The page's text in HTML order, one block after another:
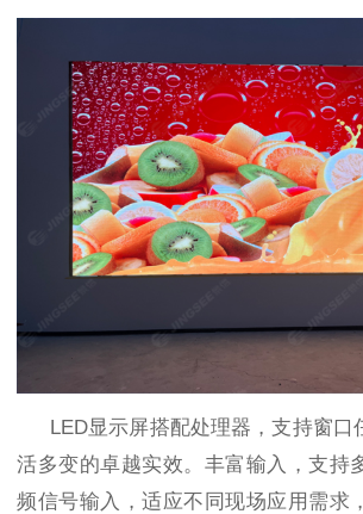
LED显示屏搭配处理器，支持窗口
活多变的卓越实效。丰富输入，支持
频信号输入，适应不同现场应用需求